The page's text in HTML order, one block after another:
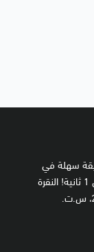
سهلة في
الشراء و تسليم الطلبات - ادفع و استلم طلبك فوراً في 1 ثانية! النقرة
الأولى FClick مسجلة لدى وزارة التجارة منذ عام 2014، س.ت.